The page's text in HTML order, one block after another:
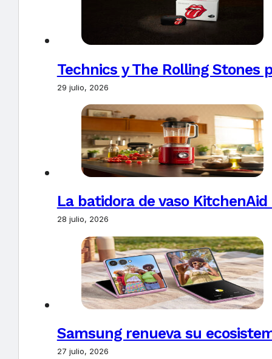
Technics y The Rolling Stones
29 julio, 2026
La batidora de vaso
28 julio, 2026
Samsung renueva su
27 julio, 2026